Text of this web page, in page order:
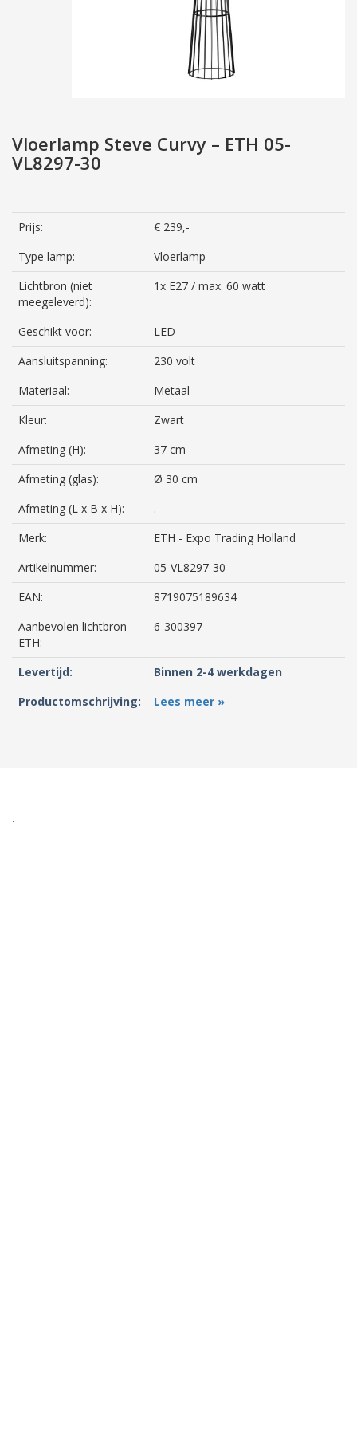
Vloerlamp Steve Curvy – ETH 05-
VL8297-30
Prijs:
€ 239,-
Type lamp:
Vloerlamp
Lichtbron (niet
meegeleverd):
1x E27 / max. 60 watt
Geschikt voor:
LED
Aansluitspanning:
230 volt
Materiaal:
Metaal
Kleur:
Zwart
Afmeting (H):
37 cm
Afmeting (glas):
Ø 30 cm
Afmeting (L x B x H):
.
Merk:
ETH - Expo Trading Holland
Artikelnummer:
05-VL8297-30
EAN:
8719075189634
Aanbevolen lichtbron
ETH:
6-300397
Levertijd:
Binnen 2-4 werkdagen
Productomschrijving:
Lees meer »
.